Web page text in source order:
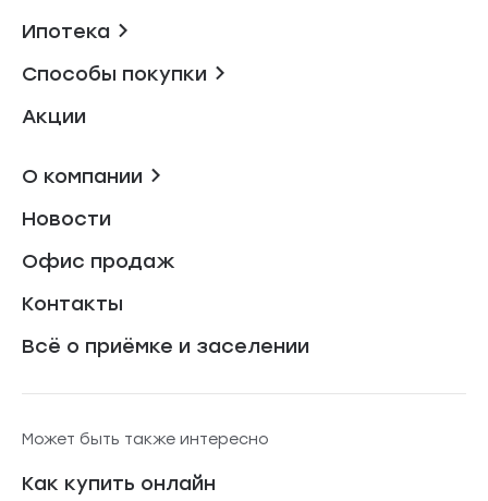
Ипотека
Способы покупки
Акции
О компании
Новости
Офис продаж
Контакты
Всё о приёмке и заселении
Может быть также интересно
Как купить онлайн